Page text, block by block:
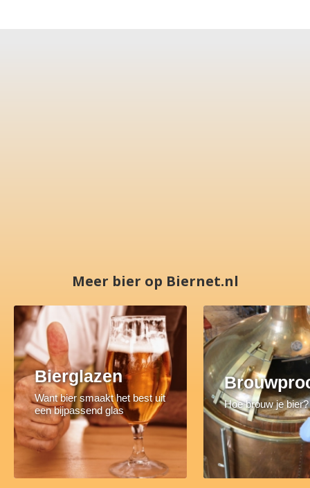
Meer bier op Biernet.nl
Bierglazen
Want bier smaakt het best uit
een bijpassend glas
Hoe brouw je bier?